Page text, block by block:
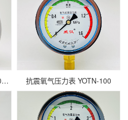
不锈钢氧气轴向压力表 YO-100BF-Z 抗震氧气压力表 YOTN-100